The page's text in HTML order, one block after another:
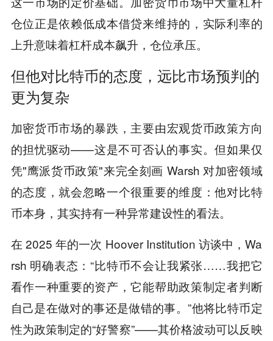
仓位正是依赖低成本借贷来维持的，实际利率的
上升意味着杠杆成本飙升，仓位承压。
但他对比特币的态度，远比市场预判的
更为复杂
加密货币市场的暴跌，主要由宏观货币政策方向
的担忧驱动——这是不可否认的事实。但如果仅
凭"鹰派货币政策"来完全刻画 Warsh 对加密领域
的态度，就会忽略一个很重要的维度：他对比特
币本身，其实持有一种异常建设性的看法。
在 2025 年的一次 Hoover Institution 访谈中，Wa
rsh 明确表态：“比特币不会让我紧张……我把它
看作一种重要的资产，它能帮助政策制定者判断
自己是在做对的事还是做错的事。”他将比特币定
性为政策制定的“好警察”——其价格波动可以反映